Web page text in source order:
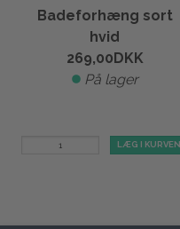
Badeforhæng sort
hvid
269,00 DKK
På lager
LÆG I KURVEN